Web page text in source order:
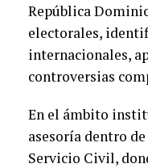
República
electorales,
internacionales,
controversias
En el ámbito
asesoría dentro
Servicio Civil,